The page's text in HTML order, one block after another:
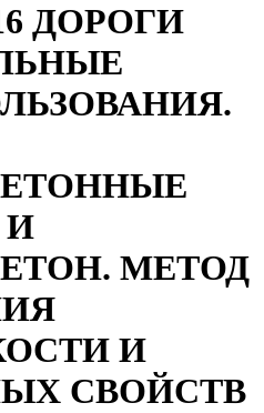
ДОРОГИ
МЕТОД
И
СВОЙСТВ